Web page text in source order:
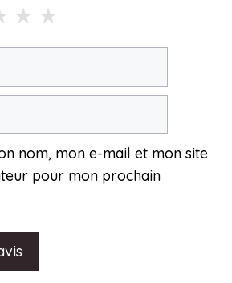
★
★
nom, mon e-mail et mon site
pour mon prochain